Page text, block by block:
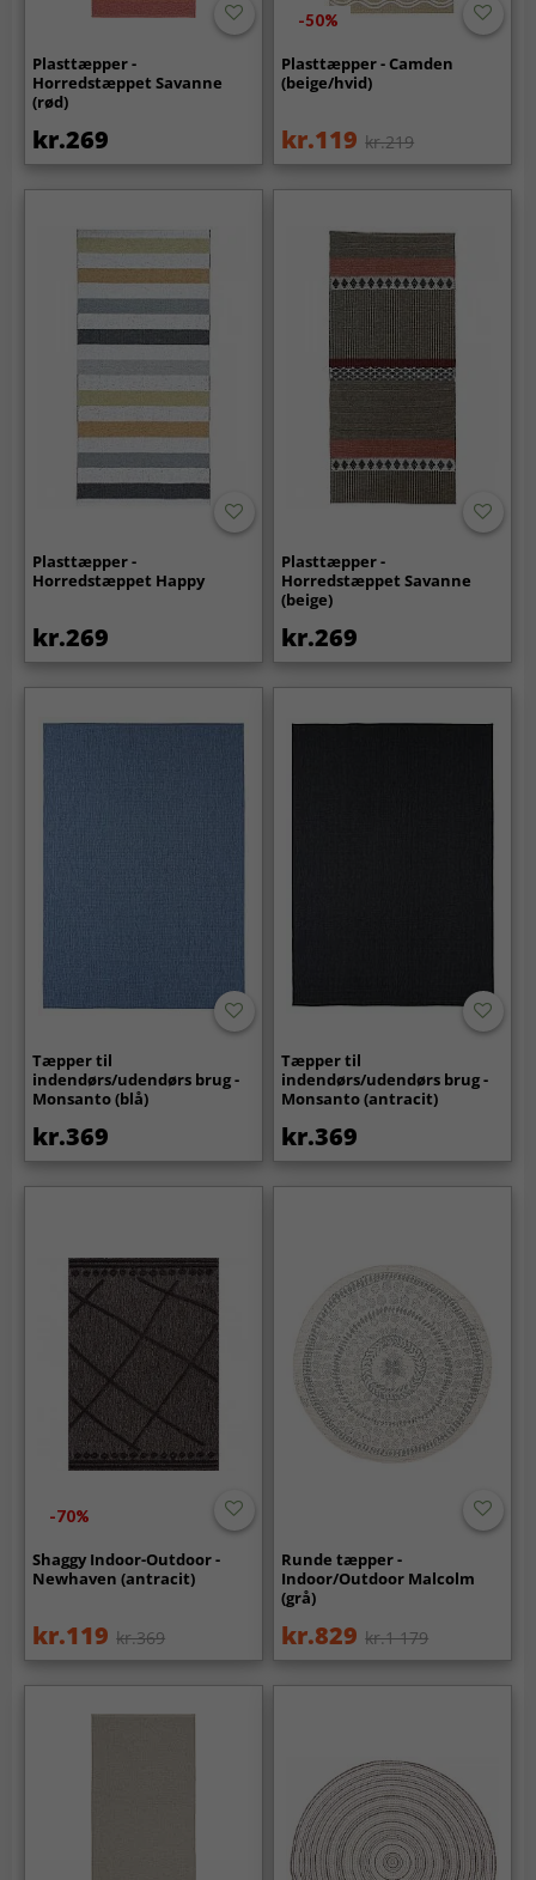
Plasttæpper -
Horredstæppet Savanne
(rød)
kr.269
-50%
Plasttæpper - Camden
(beige/hvid)
kr.119 kr.219
Plasttæpper -
Horredstæppet Happy
kr.269
Plasttæpper -
Horredstæppet Savanne
(beige)
kr.269
Tæpper til
indendørs/udendørs brug -
Monsanto (blå)
kr.369
Tæpper til
indendørs/udendørs brug -
Monsanto (antracit)
kr.369
-70%
Shaggy Indoor-Outdoor -
Newhaven (antracit)
kr.119 kr.369
Runde tæpper -
Indoor/Outdoor Malcolm
(grå)
kr.829 kr.1 179